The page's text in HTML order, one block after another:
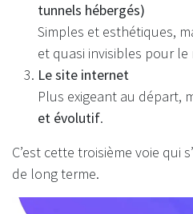
tunnels hébergés)
Simples et esthétiques,
et quasi invisibles pour
Le site internet
Plus exigeant au départ,
et évolutif.
C’est cette troisième voie qui
de long terme.